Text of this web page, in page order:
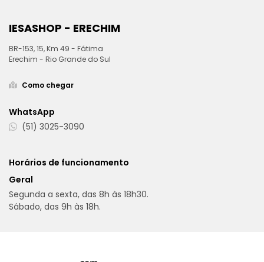
IESASHOP - ERECHIM
BR-153, 15, Km 49 - Fátima
Erechim - Rio Grande do Sul
Como chegar
WhatsApp
(51) 3025-3090
Horários de funcionamento
Geral
Segunda a sexta, das 8h às 18h30.
Sábado, das 9h às 18h.